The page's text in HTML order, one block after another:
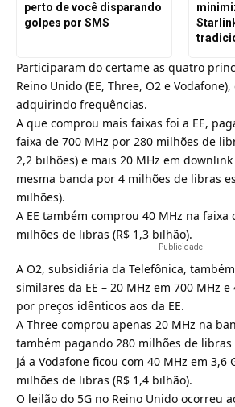
perto de você disparando
golpes por SMS
Participaram do certame as quatro
Reino Unido (EE, Three, O2 e
adquirindo frequências.
A que comprou mais faixas foi a EE,
faixa de 700 MHz por 280 milhões de
2,2 bilhões) e mais 20 MHz em
mesma banda por 4 milhões de libras
milhões).
A EE também comprou 40 MHz na faixa
milhões de libras (R$ 1,3 bilhão).
- Publicidade -
A O2, subsidiária da Telefônica,
similares da EE – 20 MHz em 700 MHz e
por preços idênticos aos da EE.
A Three comprou apenas 20 MHz na
também pagando 280 milhões de libras
Já a Vodafone ficou com 40 MHz em 3,6
milhões de libras (R$ 1,4 bilhão).
O leilão do 5G no Reino Unido ocorreu